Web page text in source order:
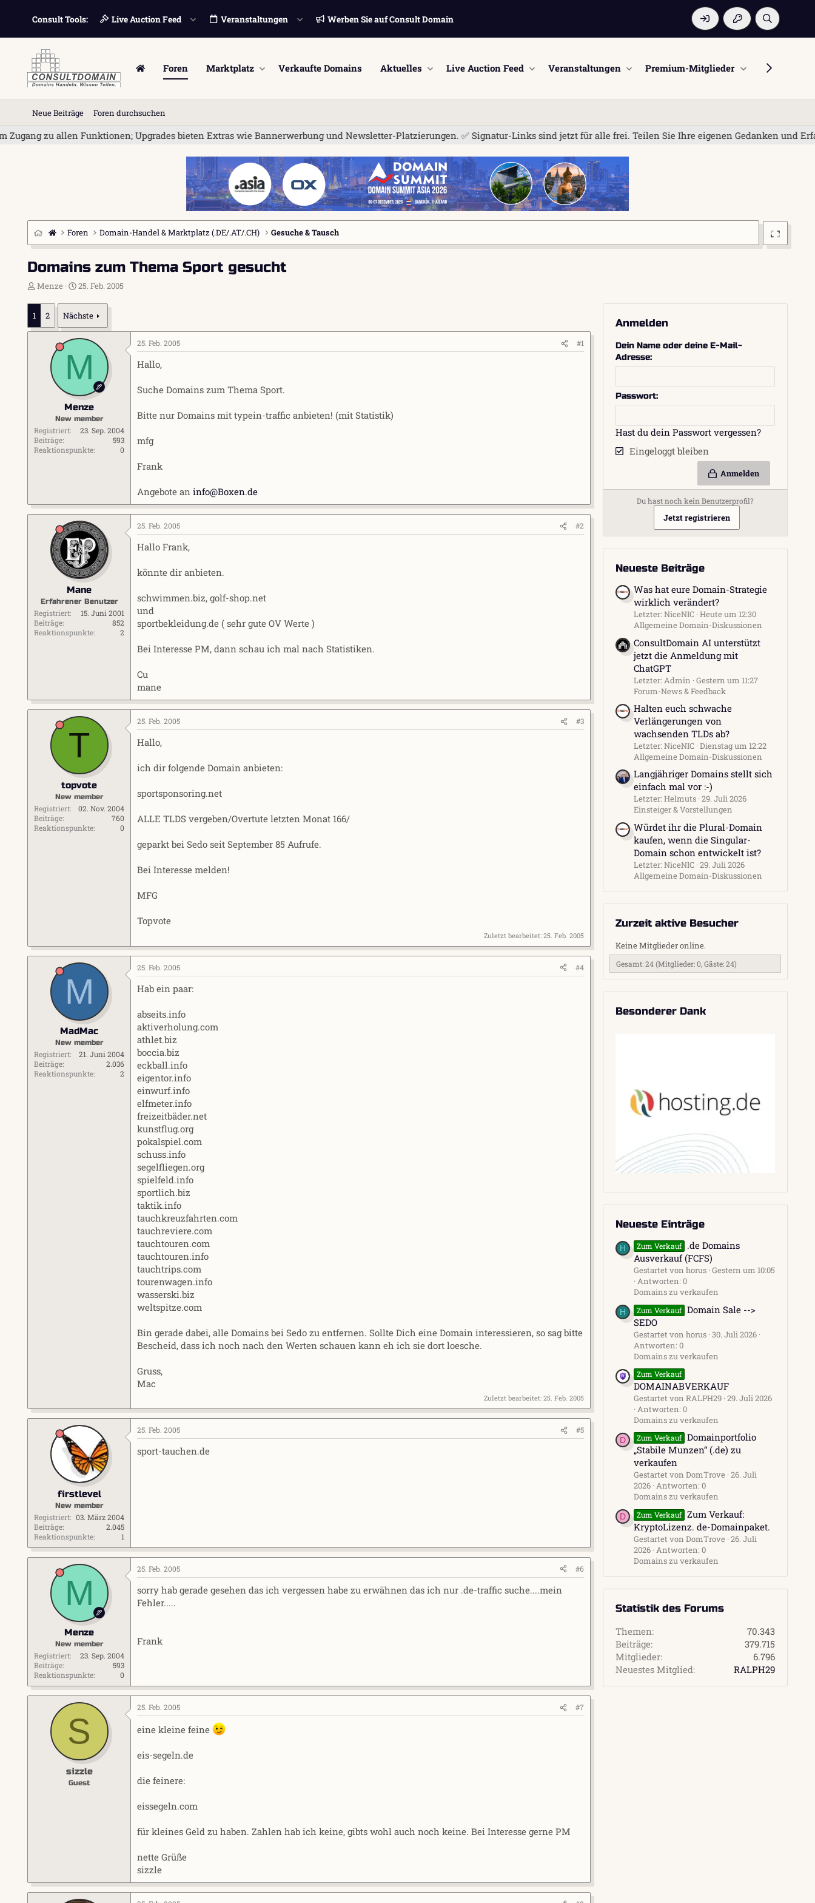
Consult Tools: Live Auction Feed Veranstaltungen Werben Sie auf Consult Domain
Foren Marktplatz Verkaufte Domains Aktuelles Live Auction Feed Veranstaltungen Premium-Mitglieder Mitglieder
Neue Beiträge Foren durchsuchen
Funktionen; Upgrades bieten Extras wie Bannerwerbung und Newsletter-Platzierungen. ✅ Signatur-Links sind jetzt für alle frei. Teilen Sie Ihre eigenen Gedanken und Erfahrungen; bei
Foren Domain-Handel & Marktplatz (.DE/.AT/.CH) Gesuche & Tausch
Domains zum Thema Sport gesucht
E
s
e
Menze
E
s
t
e
l
a
25. Feb. 2005
1 2 Nächste
M
Menze
New member
Registriert
23. Sep. 2004
Beiträge
593
Reaktionspunkte
0
25. Feb. 2005 #1
Hallo,
Suche Domains zum Thema Sport.
Bitte nur Domains mit typein-traffic anbieten! (mit Statistik)
mfg
Frank
Angebote an info@Boxen.de
Mane
Erfahrener Benutzer
Registriert
15. Juni 2001
Beiträge
852
Reaktionspunkte
2
25. Feb. 2005 #2
Hallo Frank,
könnte dir anbieten.
schwimmen.biz, golf-shop.net
und
sportbekleidung.de ( sehr gute OV Werte )
Bei Interesse PM, dann schau ich mal nach Statistiken.
Cu
mane
T
topvote
New member
Registriert
02. Nov. 2004
Beiträge
760
Reaktionspunkte
0
25. Feb. 2005 #3
Hallo,
ich dir folgende Domain anbieten:
sportsponsoring.net
ALLE TLDS vergeben/Overtute letzten Monat 166/
geparkt bei Sedo seit September 85 Aufrufe.
Bei Interesse melden!
MFG
Topvote
Zuletzt bearbeitet: 25. Feb. 2005
M
MadMac
New member
Registriert
21. Juni 2004
Beiträge
2.036
Reaktionspunkte
2
25. Feb. 2005 #4
Hab ein paar:
abseits.info
aktiverholung.com
athlet.biz
boccia.biz
eckball.info
eigentor.info
einwurf.info
elfmeter.info
freizeitbäder.net
kunstflug.org
pokalspiel.com
schuss.info
segelfliegen.org
spielfeld.info
sportlich.biz
taktik.info
tauchkreuzfahrten.com
tauchreviere.com
tauchtouren.com
tauchtouren.info
tauchtrips.com
tourenwagen.info
wasserski.biz
weltspitze.com
Bin gerade dabei, alle Domains bei Sedo zu entfernen. Sollte Dich eine Domain interessieren, so sag bitte
Bescheid, dass ich noch nach den Werten schauen kann eh ich sie dort loesche.
Gruss,
Mac
Zuletzt bearbeitet: 25. Feb. 2005
firstlevel
New member
Registriert
03. März 2004
Beiträge
2.045
Reaktionspunkte
1
25. Feb. 2005 #5
sport-tauchen.de
M
Menze
New member
Registriert
23. Sep. 2004
Beiträge
593
Reaktionspunkte
0
25. Feb. 2005 #6
sorry hab gerade gesehen das ich vergessen habe zu erwähnen das ich nur .de-traffic suche....mein
Fehler.....
Frank
S
sizzle
Guest
25. Feb. 2005 #7
eine kleine feine
eis-segeln.de
die feinere:
eissegeln.com
für kleines Geld zu haben. Zahlen hab ich keine, gibts wohl auch noch keine. Bei Interesse gerne PM
nette Grüße
sizzle
Anmelden
Dein Name oder deine E-Mail-
Adresse
Passwort
Hast du dein Passwort vergessen?
Eingeloggt bleiben
Anmelden
Du hast noch kein Benutzerprofil?
Jetzt registrieren
Neueste Beiträge
Was hat eure Domain-Strategie
wirklich verändert?
Letzter: NiceNIC Heute um 12:30
Allgemeine Domain-Diskussionen
ConsultDomain AI unterstützt
jetzt die Anmeldung mit
ChatGPT
Letzter: Admin Gestern um 11:27
Forum-News & Feedback
Halten euch schwache
Verlängerungen von
wachsenden TLDs ab?
Letzter: NiceNIC Dienstag um 12:22
Allgemeine Domain-Diskussionen
Langjähriger Domains stellt sich
einfach mal vor :-)
Letzter: Helmuts 29. Juli 2026
Einsteiger & Vorstellungen
Würdet ihr die Plural-Domain
kaufen, wenn die Singular-
Domain schon entwickelt ist?
Letzter: NiceNIC 29. Juli 2026
Allgemeine Domain-Diskussionen
Zurzeit aktive Besucher
Keine Mitglieder online.
Gesamt: 24 (Mitglieder: 0, Gäste: 24)
Besonderer Dank
Neueste Einträge
H Zum Verkauf
.de Domains
Ausverkauf (FCFS)
Gestartet von horus Gestern um 10:05
Antworten: 0
Domains zu verkaufen
H Zum Verkauf Domain Sale -->
SEDO
Gestartet von horus 30. Juli 2026
Antworten: 0
Domains zu verkaufen
Zum Verkauf
DOMAINABVERKAUF
Gestartet von RALPH29 29. Juli 2026
Antworten: 0
Domains zu verkaufen
D Zum Verkauf Domainportfolio
„Stabile Munzen“ (.de) zu
verkaufen
Gestartet von DomTrove 26. Juli
2026 Antworten: 0
Domains zu verkaufen
D Zum Verkauf Zum Verkauf:
KryptoLizenz. de-Domainpaket.
Gestartet von DomTrove 26. Juli
2026 Antworten: 0
Domains zu verkaufen
Statistik des Forums
Themen
70.343
Beiträge
379.715
Mitglieder
6.796
Neuestes Mitglied
RALPH29